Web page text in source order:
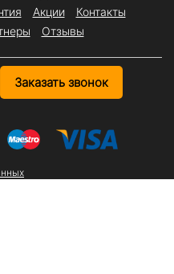
Акции
Контакты
Отзывы
Заказать звонок